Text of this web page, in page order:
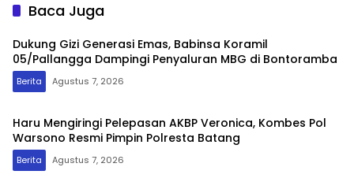
Baca Juga
Dukung Gizi Generasi Emas, Babinsa Koramil
05/Pallangga Dampingi Penyaluran MBG di Bontoramba
Berita Agustus 7, 2026
Haru Mengiringi Pelepasan AKBP Veronica, Kombes Pol
Warsono Resmi Pimpin Polresta Batang
Berita Agustus 7, 2026